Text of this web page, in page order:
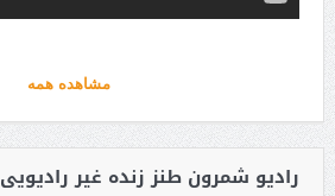
مشاهده همه
رادیو شمرون طنز زنده غیر رادیویی